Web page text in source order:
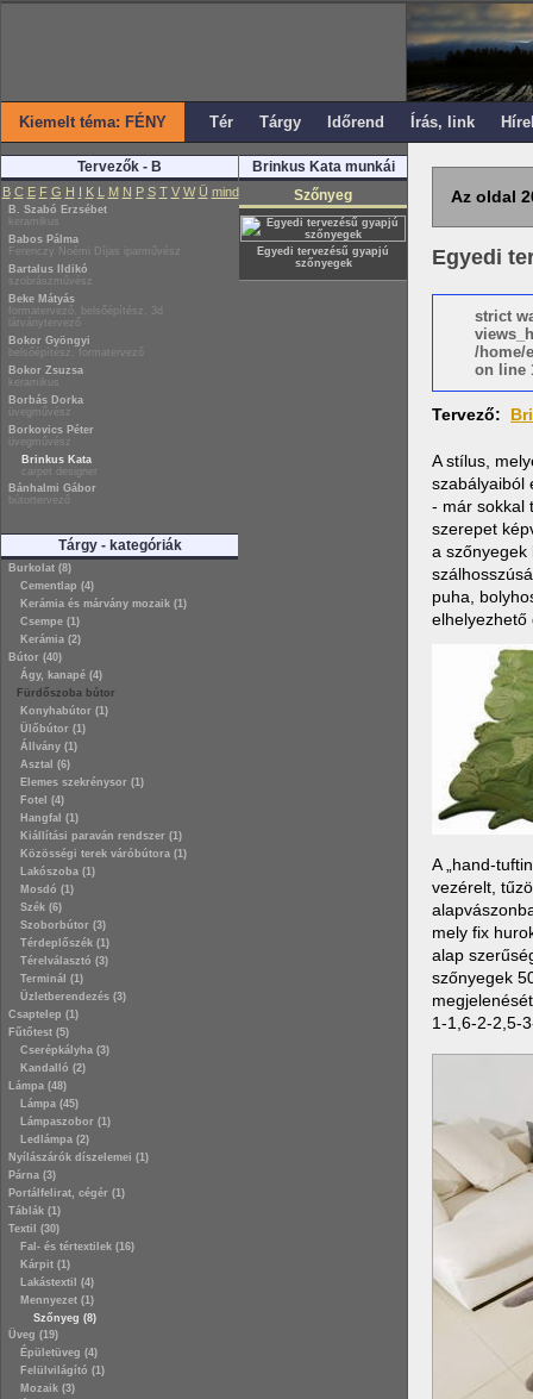
Kiemelt téma: FÉNY Tér Tárgy Időrend Írás, link
Tervezők - B
B C E F G H I K L M N P S T V W Ü mind
B. Szabó Erzsébet
keramikus
Babos Pálma
Ferenczy Noémi Díjas iparművész
Bartalus Ildikó
szobrászművész
Beke Mátyás
formatervező, belsőépítész, 3d
látványtervező
Bokor Gyöngyi
belsőépítész, formatervező
Bokor Zsuzsa
keramikus
Borbás Dorka
üvegművész
Borkovics Péter
üvegművész
Brinkus Kata
carpet designer
Bánhalmi Gábor
bútortervező
Tárgy - kategóriák
Burkolat (8)
Cementlap (4)
Kerámia és márvány mozaik (1)
Csempe (1)
Kerámia (2)
Bútor (40)
Ágy, kanapé (4)
Fürdőszoba bútor
Konyhabútor (1)
Ülőbútor (1)
Állvány (1)
Asztal (6)
Elemes szekrénysor (1)
Fotel (4)
Hangfal (1)
Kiállítási paraván rendszer (1)
Közösségi terek váróbútora (1)
Lakószoba (1)
Mosdó (1)
Szék (6)
Szoborbútor (3)
Térdeplőszék (1)
Térelválasztó (3)
Terminál (1)
Üzletberendezés (3)
Csaptelep (1)
Fűtőtest (5)
Cserépkályha (3)
Kandalló (2)
Lámpa (48)
Lámpa (45)
Lámpaszobor (1)
Ledlámpa (2)
Nyílászárók díszelemei (1)
Párna (3)
Portálfelirat, cégér (1)
Táblák (1)
Textil (30)
Fal- és tértextilek (16)
Kárpit (1)
Lakástextil (4)
Mennyezet (1)
Szőnyeg (8)
Üveg (19)
Épületüveg (4)
Felülvilágító (1)
Mozaik (3)
Brinkus Kata munkái
Szőnyeg
Egyedi tervezésű gyapjú
szőnyegek
Az oldal
Egyedi
strict
/home/
on line
Tervező:
A stílus,
szabályaiból
- már sokkal
szerepet
a szőnyegek
puha,
A „hand-
vezérelt,
mely fix
alap
szőnyegek
1-1,6-2-2,5-